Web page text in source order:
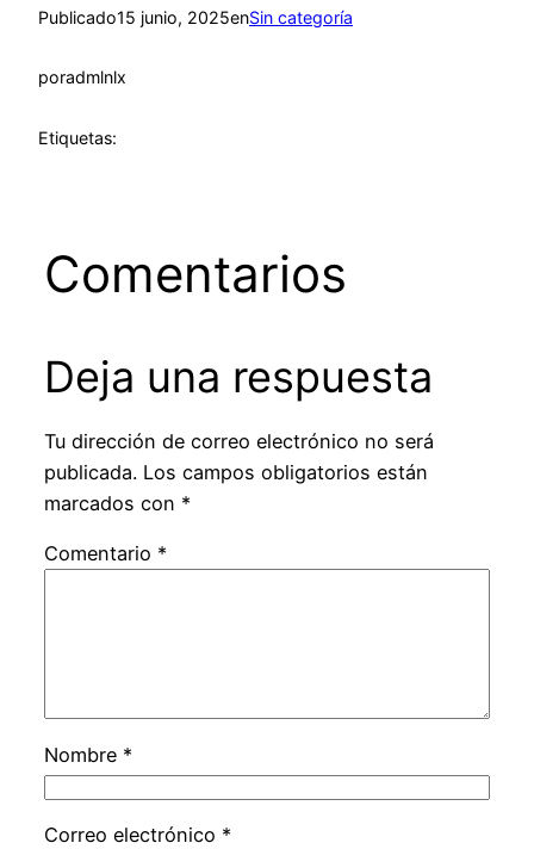
Publicado15 junio, 2025enSin categoría
poradmlnlx
Etiquetas:
Comentarios
Deja una respuesta
Tu dirección de correo electrónico no será
publicada. Los campos obligatorios están
marcados con *
Comentario *
Nombre *
Correo electrónico *